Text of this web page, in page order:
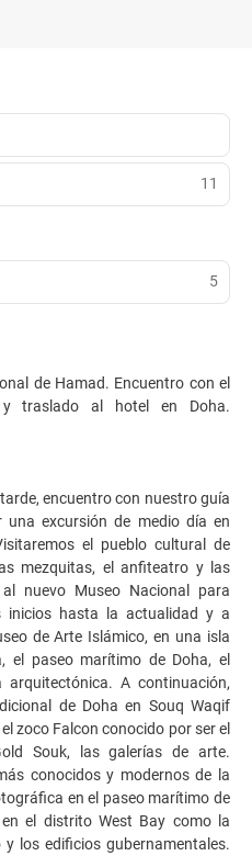
11
5
de Hamad. Encuentro con el
traslado al hotel en Doha.
encuentro con nuestro guía
excursión de medio día en
el pueblo cultural de
mezquitas, el anfiteatro y las
nuevo Museo Nacional para
inicios hasta la actualidad y a
de Arte Islámico, en una isla
el paseo marítimo de Doha, el
A continuación,
de Doha en Souq Waqif
zoco Falcon conocido por ser el
Souk, las galerías de arte.
conocidos y modernos de la
en el paseo marítimo de
el distrito West Bay como la
los edificios gubernamentales.